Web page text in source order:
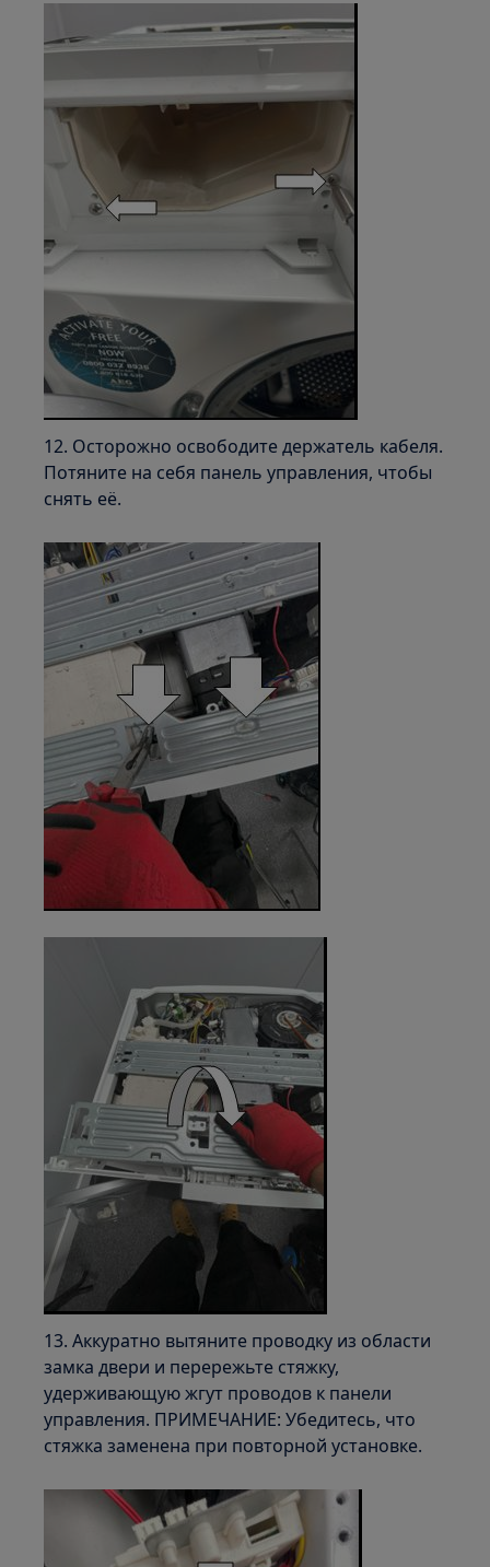
12. Осторожно освободите держатель кабеля.
Потяните на себя панель управления, чтобы
снять её.
13. Аккуратно вытяните проводку из области
замка двери и перережьте стяжку,
удерживающую жгут проводов к панели
управления. ПРИМЕЧАНИЕ: Убедитесь, что
стяжка заменена при повторной установке.